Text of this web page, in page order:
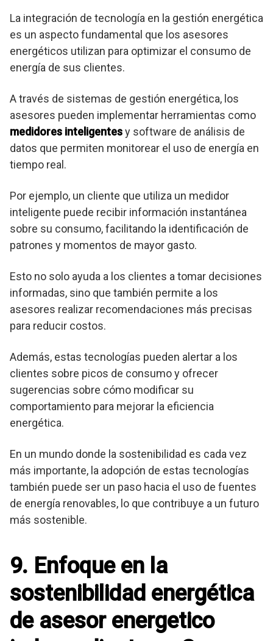
La integración de tecnología en la gestión energética
es un aspecto fundamental que los asesores
energéticos utilizan para optimizar el consumo de
energía de sus clientes.
A través de sistemas de gestión energética, los
asesores pueden implementar herramientas como
medidores inteligentesy software de análisis de
datos que permiten monitorear el uso de energía en
tiempo real.
Por ejemplo, un cliente que utiliza un medidor
inteligente puede recibir información instantánea
sobre su consumo, facilitando la identificación de
patrones y momentos de mayor gasto.
Esto no solo ayuda a los clientes a tomar decisiones
informadas, sino que también permite a los
asesores realizar recomendaciones más precisas
para reducir costos.
Además, estas tecnologías pueden alertar a los
clientes sobre picos de consumo y ofrecer
sugerencias sobre cómo modificar su
comportamiento para mejorar la eficiencia
energética.
En un mundo donde la sostenibilidad es cada vez
más importante, la adopción de estas tecnologías
también puede ser un paso hacia el uso de fuentes
de energía renovables, lo que contribuye a un futuro
más sostenible.
9. Enfoque en la
sostenibilidad energética
de asesor energetico